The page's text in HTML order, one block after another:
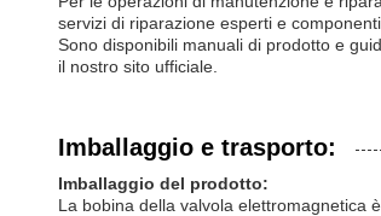
servizi di riparazione esperti e
Sono disponibili manuali di prodotto e
il nostro sito ufficiale.
Imballaggio e trasporto:
Imballaggio del prodotto:
La bobina della valvola elettromagnetica